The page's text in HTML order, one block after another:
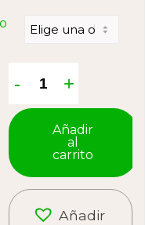
Añadir
al
carrito
Añadir